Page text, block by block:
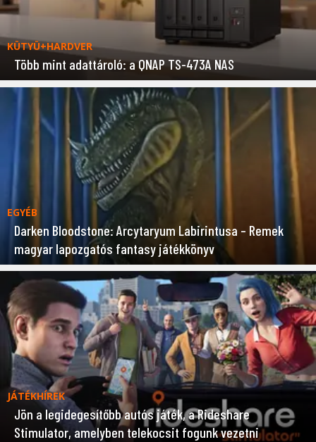
KÜTYÜ+HARDVER
Több mint adattároló: a QNAP TS-473A NAS
EGYÉB
Darken Bloodstone: Arcytaryum Labirintusa – Remek
magyar lapozgatós fantasy játékkönyv
JÁTÉKHÍREK
Jön a legidegesítőbb autós játék, a Rideshare
Stimulator, amelyben telekocsit fogunk vezetni